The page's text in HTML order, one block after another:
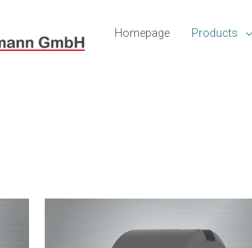
Homepage Products